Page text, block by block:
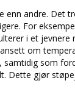
enn andre. Det
For
i et jevnere
om
samtidig som
Dette gjør